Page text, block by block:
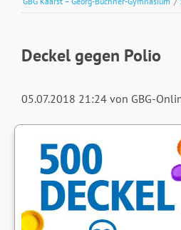
Deckel gegen Polio
05.07.2018 21:24von GBG-